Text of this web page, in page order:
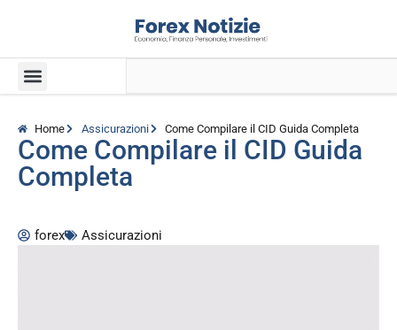
Home Assicurazioni Come Compilare il CID Guida Completa
Come Compilare il CID Guida
Completa
forex Assicurazioni